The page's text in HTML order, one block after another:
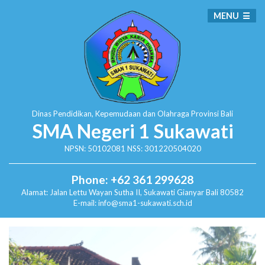
Dinas Pendidikan, Kepemudaan dan Olahraga Provinsi Bali
SMA Negeri 1 Sukawati
NPSN: 50102081 NSS: 301220504020
Phone: +62 361 299628
Alamat: Jalan Lettu Wayan Sutha II, SukawatiGianyar Bali 80582
E-mail: info@sma1-sukawati.sch.id
MENU